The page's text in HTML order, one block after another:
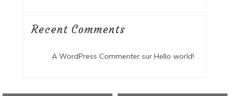
Recent Comments
A WordPress Commentersur Hello world!